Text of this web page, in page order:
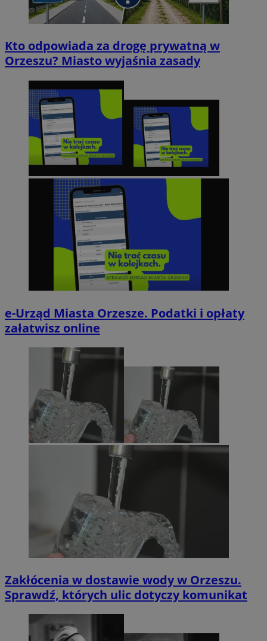
Kto odpowiada za drogę prywatną w
Orzeszu? Miasto wyjaśnia zasady
e-Urząd Miasta Orzesze. Podatki i opłaty
załatwisz online
Zakłócenia w dostawie wody w Orzeszu.
Sprawdź, których ulic dotyczy komunikat